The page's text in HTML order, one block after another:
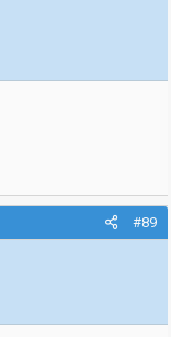
#89